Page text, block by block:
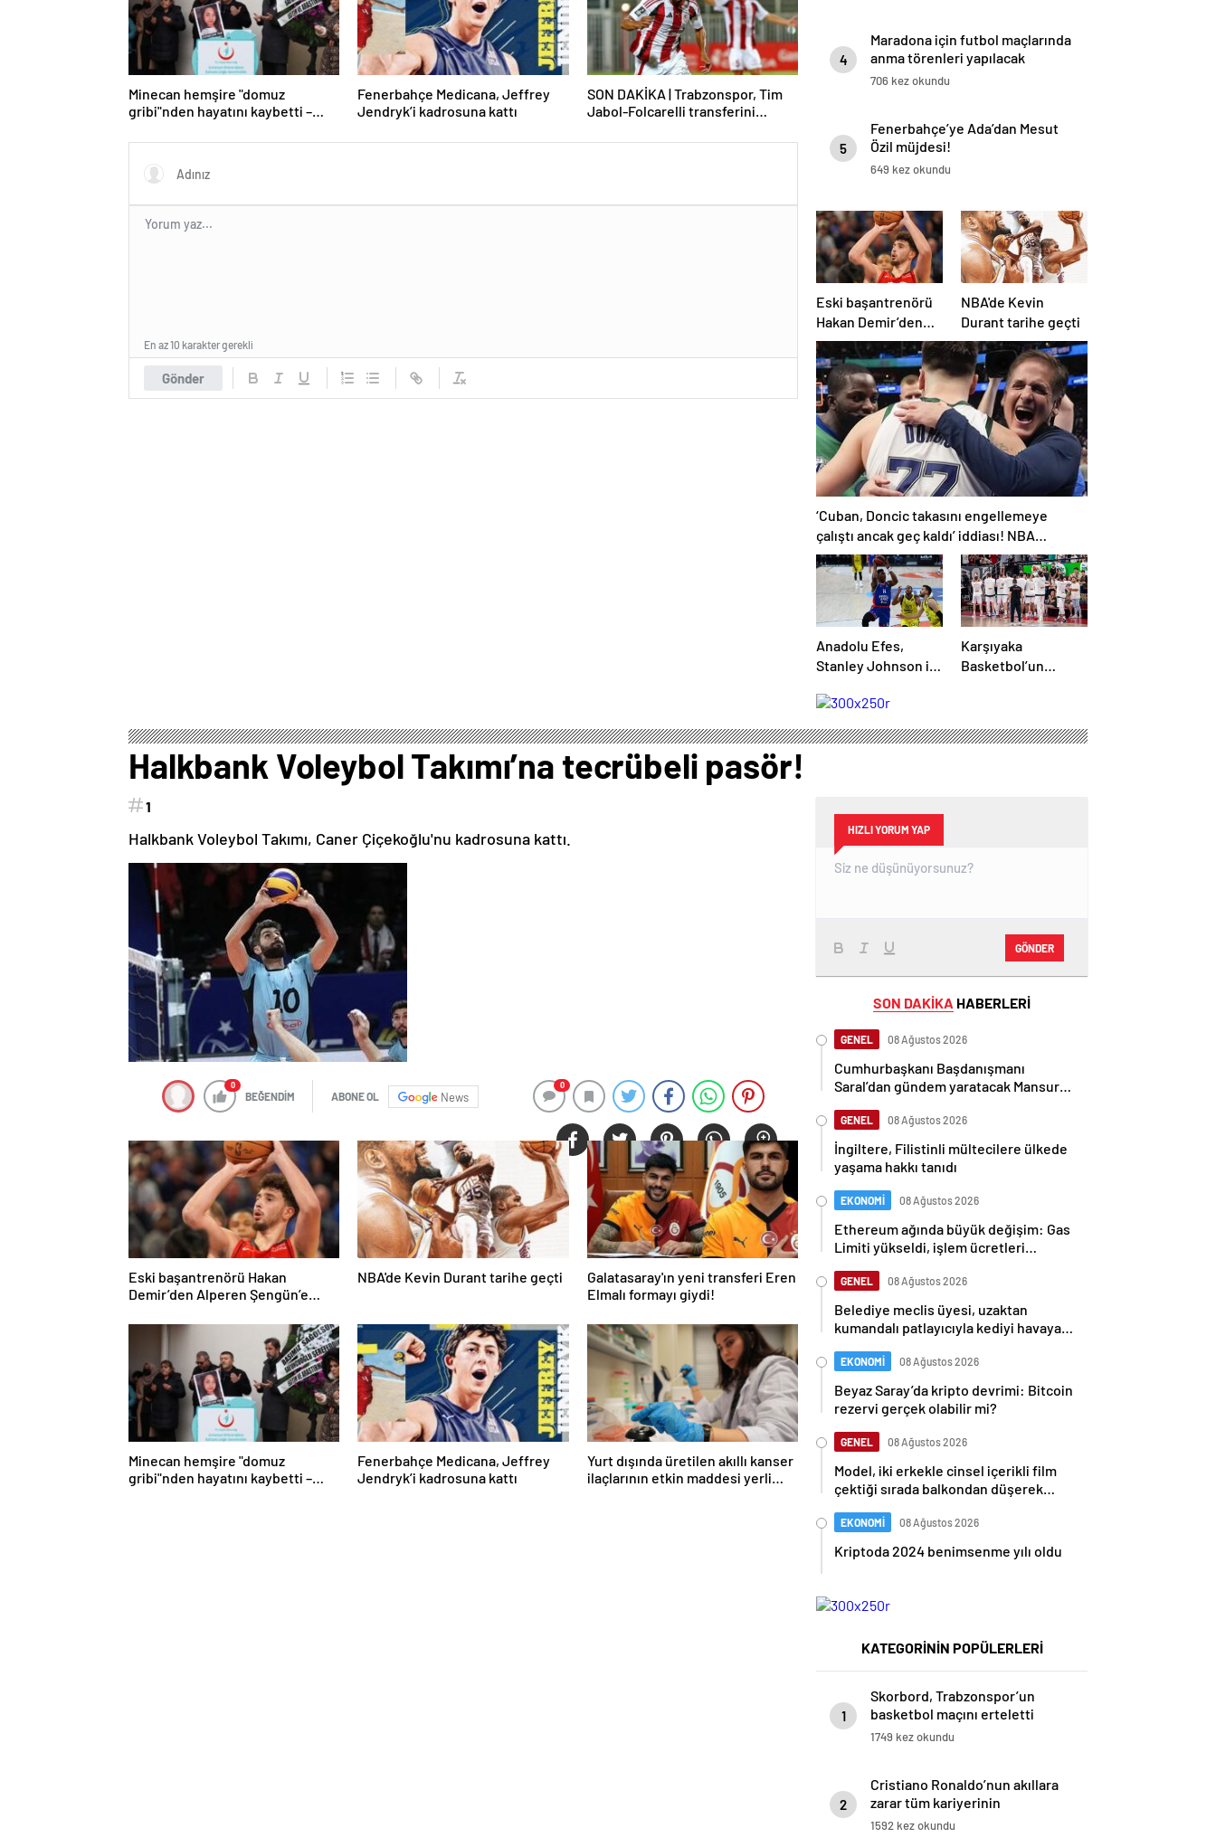
Minecan hemşire "domuz
gribi"nden hayatını kaybetti –
Fenerbahçe Medicana, Jeffrey
Jendryk’i kadrosuna kattı
SON DAKİKA | Trabzonspor, Tim
Jabol-Folcarelli transferini
Gönder
En az 10 karakter gerekli
4
Maradona için futbol maçlarında
anma törenleri yapılacak
706 kez okundu
5
Fenerbahçe’ye Ada’dan Mesut
Özil müjdesi!
649 kez okundu
Eski başantrenörü
Hakan Demir’den
Alperen Şengün’e
övgü
NBA'de Kevin
Durant tarihe geçti
‘Cuban, Doncic takasını engellemeye
çalıştı ancak geç kaldı’ iddiası! NBA
Haberleri
Anadolu Efes,
Stanley Johnson ile
Karşıyaka
Basketbol’un
Halkbank Voleybol Takımı’na tecrübeli pasör!
1
Halkbank Voleybol Takımı, Caner Çiçekoğlu'nu kadrosuna kattı.
0
BEĞENDİM ABONE OL News
0
Eski başantrenörü Hakan
Demir’den Alperen Şengün’e
NBA'de Kevin Durant tarihe geçti
Galatasaray'ın yeni transferi Eren
Elmalı formayı giydi!
Minecan hemşire "domuz
gribi"nden hayatını kaybetti –
Fenerbahçe Medicana, Jeffrey
Jendryk’i kadrosuna kattı
Yurt dışında üretilen akıllı kanser
ilaçlarının etkin maddesi yerli
HIZLI YORUM YAP
GÖNDER
SON DAKİKA HABERLERİ
GENEL 08 Ağustos 2026
Cumhurbaşkanı Başdanışmanı
Saral’dan gündem yaratacak Mansur
GENEL 08 Ağustos 2026
İngiltere, Filistinli mültecilere ülkede
yaşama hakkı tanıdı
EKONOMİ 08 Ağustos 2026
Ethereum ağında büyük değişim: Gas
Limiti yükseldi, işlem ücretleri
GENEL 08 Ağustos 2026
Belediye meclis üyesi, uzaktan
kumandalı patlayıcıyla kediyi havaya
EKONOMİ 08 Ağustos 2026
Beyaz Saray’da kripto devrimi: Bitcoin
rezervi gerçek olabilir mi?
GENEL 08 Ağustos 2026
Model, iki erkekle cinsel içerikli film
çektiği sırada balkondan düşerek
EKONOMİ 08 Ağustos 2026
Kriptoda 2024 benimsenme yılı oldu
KATEGORİNİN POPÜLERLERİ
1
Skorbord, Trabzonspor’un
basketbol maçını erteletti
1749 kez okundu
2
Cristiano Ronaldo’nun akıllara
zarar tüm kariyerinin
istatistiğini çıkardık !
1592 kez okundu